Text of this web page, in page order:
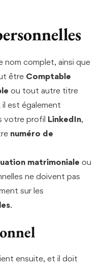
nom complet, ainsi que
être Comptable
ou tout autre titre
est également
votre profil LinkedIn,
numéro de
matrimoniale ou
ne doivent pas
sur les
.
ensuite, et il doit